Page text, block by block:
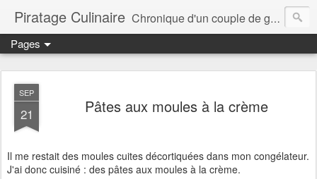
Piratage Culinaire Chronique d'un couple de gourmands
Pages
SEP
21 Pâtes aux moules à la crème
Il me restait des moules cuites décortiquées dans mon congélateur.
J'ai donc cuisiné : des pâtes aux moules à la crème.